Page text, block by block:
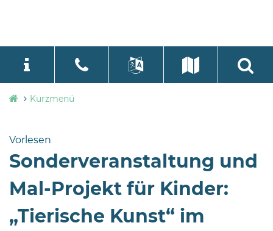
Stadtverwaltung
Bramstedt
24576 Bad
Bramstedt
04192-
language
Kurzmenü
Vorlesen
Sonderveranstaltung und
Mal-Projekt für Kinder:
„Tierische Kunst“ im